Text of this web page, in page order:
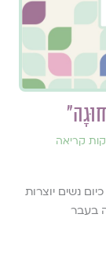
נשים יוצרות
בעבר